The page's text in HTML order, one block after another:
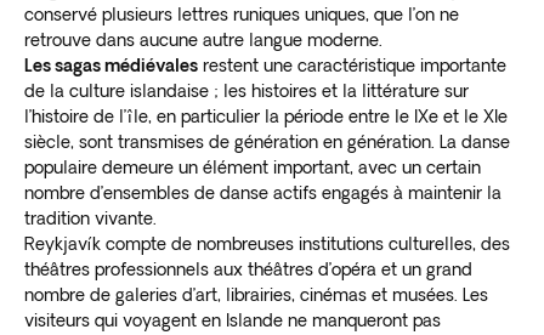
conservé plusieurs lettres runiques uniques, que l’on ne
retrouve dans aucune autre langue moderne.
Les sagas médiévales restent une caractéristique importante
de la culture islandaise ; les histoires et la littérature sur
l’histoire de l’île, en particulier la période entre le IXe et le XIe
siècle, sont transmises de génération en génération. La danse
populaire demeure un élément important, avec un certain
nombre d’ensembles de danse actifs engagés à maintenir la
tradition vivante.
Reykjavík compte de nombreuses institutions culturelles, des
théâtres professionnels aux théâtres d’opéra et un grand
nombre de galeries d’art, librairies, cinémas et musées. Les
visiteurs qui voyagent en Islande ne manqueront pas